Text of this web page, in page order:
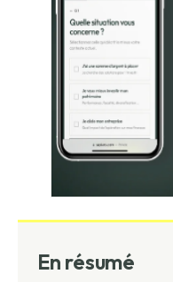
En résumé